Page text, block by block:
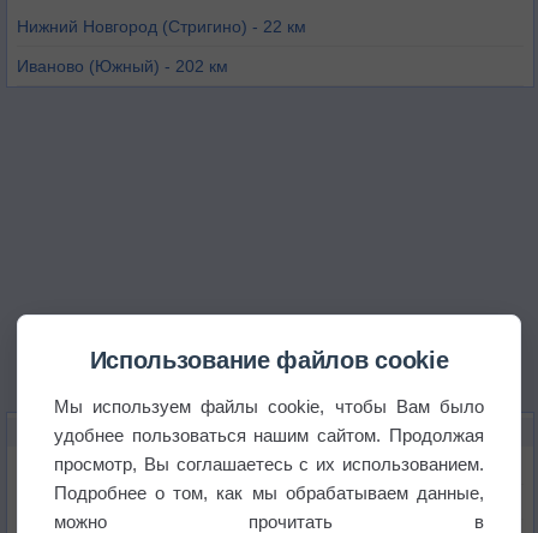
Нижний Новгород (Стригино) - 22 км
Иваново (Южный) - 202 км
КАРТЫ ПОГОДЫ В БОРУ
Температура
Давление
Использование файлов cookie
Мы используем файлы cookie, чтобы Вам было
удобнее пользоваться нашим сайтом. Продолжая
просмотр, Вы соглашаетесь с их использованием.
Подробнее о том, как мы обрабатываем данные,
можно прочитать в